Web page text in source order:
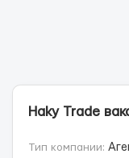
Haky Trade
Тип компании: